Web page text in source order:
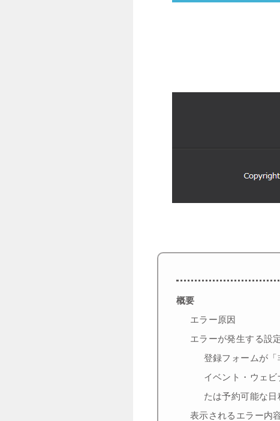
概要
エラー原因
エラーが発生する設
登録フォームが
イベント・ウェ
たは予約可能な日
表示されるエラー内